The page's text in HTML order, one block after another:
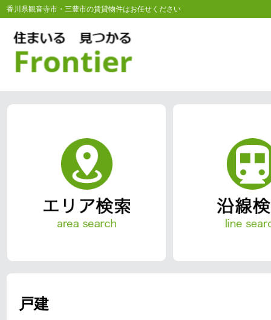
香川県観音寺市・三豊市の賃貸物件はお任せください
戸建